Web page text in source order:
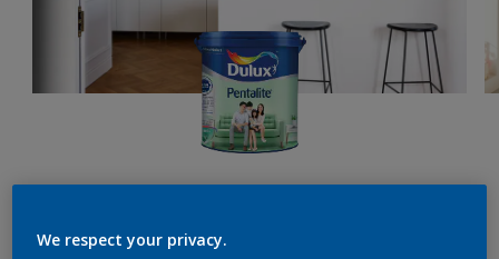
We respect your privacy.